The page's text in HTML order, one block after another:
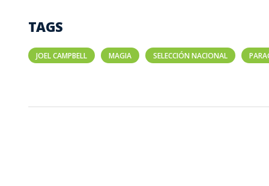
TAGS
JOEL CAMPBELL MAGIA SELECCIÓN NACIONAL